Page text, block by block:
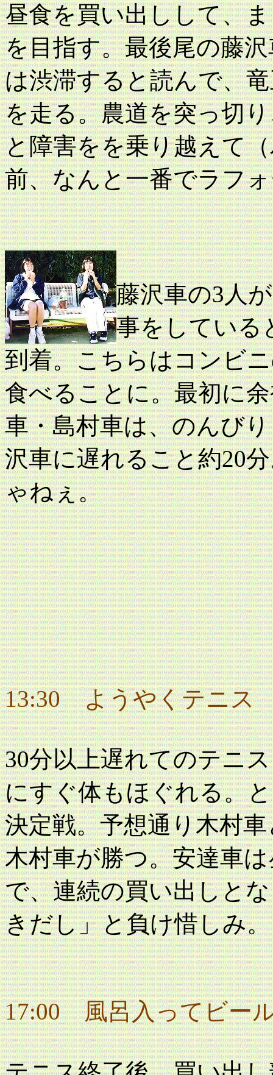
昼食を買い出しして、
を目指す。最後尾の藤
は渋滞すると読んで、
を走る。農道を突っ切
と障害をを乗り越えて
前、なんと一番でラフ
藤沢車の3人
事をしている
到着。こちらはコンビ
食べることに。最初に
車・島村車は、のんび
沢車に遅れること約20
ゃねぇ。
13:30 ようやくテニス
30分以上遅れてのテニ
にすぐ体もほぐれる。
決定戦。予想通り木村
木村車が勝つ。安達車
で、連続の買い出しと
きだし」と負け惜しみ。
17:00 風呂入ってビー